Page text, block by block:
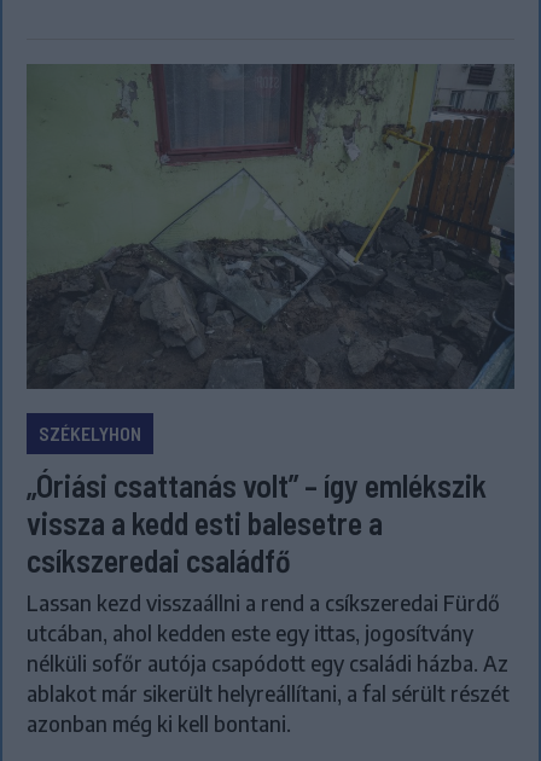
SZÉKELYHON
„Óriási csattanás volt” – így emlékszik
vissza a kedd esti balesetre a
csíkszeredai családfő
Lassan kezd visszaállni a rend a csíkszeredai Fürdő
utcában, ahol kedden este egy ittas, jogosítvány
nélküli sofőr autója csapódott egy családi házba. Az
ablakot már sikerült helyreállítani, a fal sérült részét
azonban még ki kell bontani.